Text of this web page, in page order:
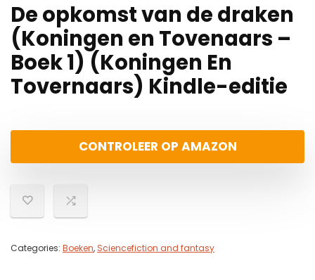
De opkomst van de draken
(Koningen en Tovenaars –
Boek 1) (Koningen En
Tovernaars) Kindle-editie
CONTROLEER OP AMAZON
Categories: Boeken, Sciencefiction and fantasy